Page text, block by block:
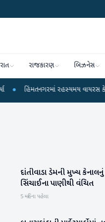
રાજકારણ બિઝનેસ
રહસ્યમય વાયરસ કે ચાંદીપુરા?
બનાસકાંઠા
દાંતીવાડા ડેમની મુખ્ય
સિંચાઈના પાણીથી વંચિત
5 મહિના પહેલા